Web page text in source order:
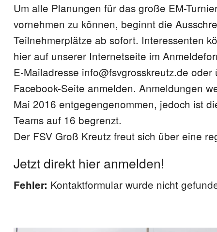
Um alle Planungen für das große EM-
vornehmen zu können, beginnt die
Teilnehmerplätze ab sofort. Interessenten
hier auf unserer Internetseite im
E-Mailadresse info@fsvgrosskreutz.de oder
Facebook-Seite anmelden. Anmeldungen
Mai 2016 entgegengenommen, jedoch ist
Teams auf 16 begrenzt.
Der FSV Groß Kreutz freut sich über eine
Jetzt direkt hier anmelden!
Fehler: Kontaktformular wurde nicht